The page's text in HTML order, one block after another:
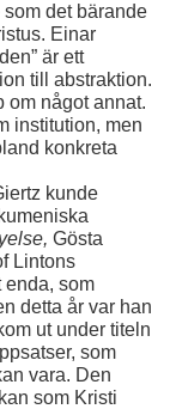
det bärande
Einar
är ett
till abstraktion.
om något annat.
institution, men
konkreta
kunde
Gösta
Lintons
enda, som
detta år var han
som
vara. Den
som Kristi